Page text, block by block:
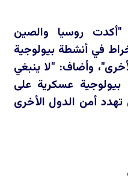
"أكدت روسيا والصين
في أنشطة بيولوجية
وأضاف: "لا ينبغي
عسكرية على
تهدد أمن الدول الأخرى